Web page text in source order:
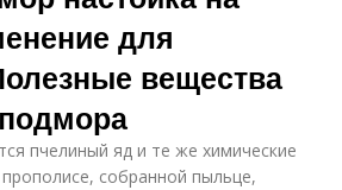
для
вещества
пчелиный яд и те же химические
собранной пыльце,